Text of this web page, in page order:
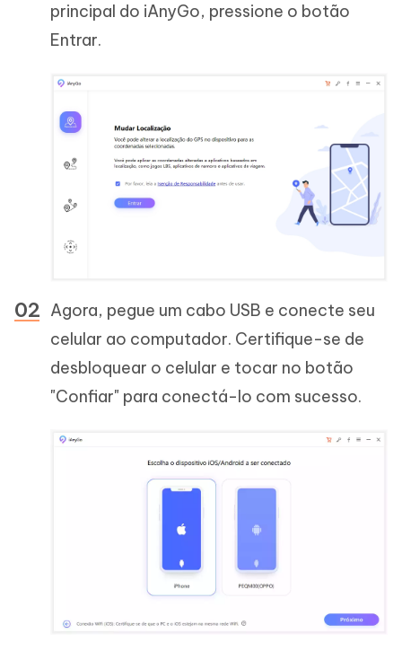
principal do iAnyGo, pressione o botão
Entrar.
Agora, pegue um cabo USB e conecte seu
celular ao computador. Certifique-se de
desbloquear o celular e tocar no botão
"Confiar" para conectá-lo com sucesso.